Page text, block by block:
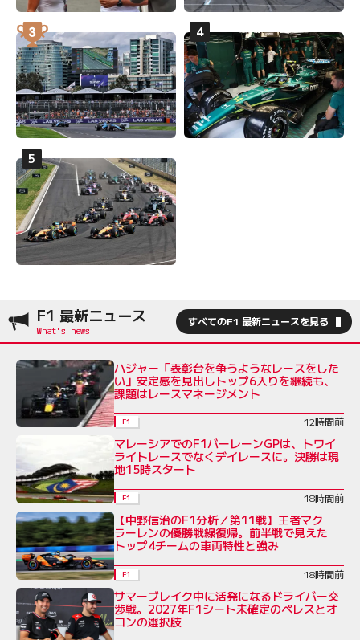
F1 最新ニュース すべてのF1 最新ニュースを見る
ハジャー「表彰台を争うようなレースをした
い」安定感を見出しトップ6入りを継続も、
課題はレースマネージメント
F1 12時間前
マレーシアでのF1バーレーンGPは、トワイ
ライトレースでなくデイレースに。決勝は現
地15時スタート
F1 18時間前
【中野信治のF1分析／第11戦】王者マク
ラーレンの優勝戦線復帰。前半戦で見えた
トップ4チームの車両特性と強み
F1 18時間前
サマーブレイク中に活発になるドライバー交
渉戦。2027年F1シート未確定のペレスとオ
コンの選択肢